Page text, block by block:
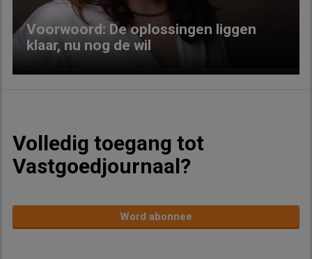
Voorwoord: De oplossingen liggen
klaar, nu nog de wil
Volledig toegang tot
Vastgoedjournaal?
Word abonnee